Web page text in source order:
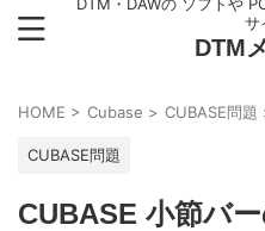
サ
DTM
HOME > Cubase > CUBASE問題
CUBASE問題
CUBASE 小節バ